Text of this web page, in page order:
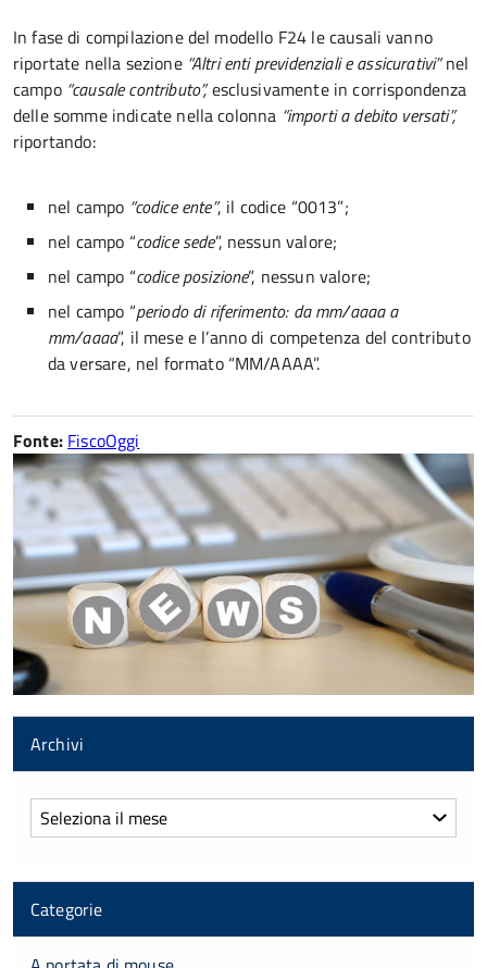
In fase di compilazione del modello F24 le causali vanno
riportate nella sezione “Altri enti previdenziali e assicurativi”nel
campo “causale contributo”,esclusivamente in corrispondenza
delle somme indicate nella colonna “importi a debito versati”,
riportando:
nel campo “codice ente”, il codice “0013”;
nel campo “codice sede”, nessun valore;
nel campo “codice posizione”, nessun valore;
nel campo “periodo di riferimento: da mm/aaaa a
mm/aaaa”, il mese e l’anno di competenza del contributo
da versare, nel formato “MM/AAAA”.
Fonte: FiscoOggi
Archivi
Archivi
Categorie